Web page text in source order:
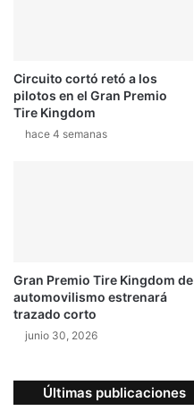
a
n
t
t
o
c
l
l
c
a
e
c
Circuito cortó retó a los
pilotos en el Gran Premio
Tire Kingdom
hace 4 semanas
Gran Premio Tire Kingdom de
automovilismo estrenará
trazado corto
junio 30, 2026
Últimas publicaciones